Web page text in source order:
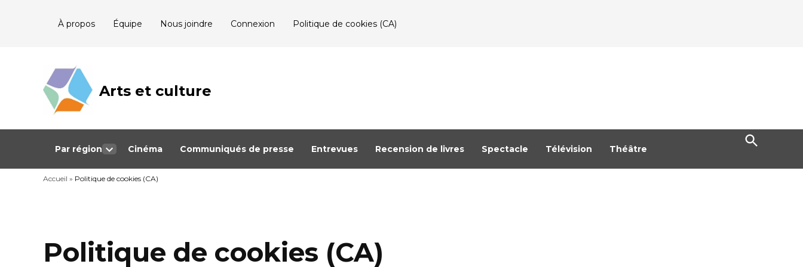
À propos Équipe Nous joindre Connexion Politique de cookies (CA)
Arts et culture
Journalisme
Québec
Par région
dropdown
menu
Cinéma Communiqués de presse Entrevues Recension de livres Spectacle Télévision Théâtre
Open
Search
Accueil » Politique de cookies (CA)
Politique de cookies (CA)